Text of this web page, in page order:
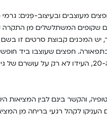
מעוצבים ובעיצוב-פְּנים: גרמי
שקופים המשתלשלים מן התקרה
המכנים קבוצת סרטים זו בשם
חפצים שעוצבו ביד
בעשורים הראשונים של המאה ה-20, העידו
והקשר בינם לבין המציאות
לקהל רגעי בריחה מן